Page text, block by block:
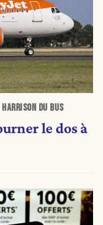
DU BUS
le dos à